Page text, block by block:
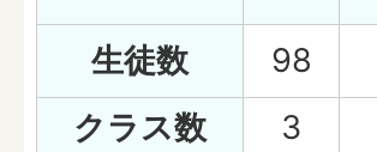
生徒数 98
クラス数
3